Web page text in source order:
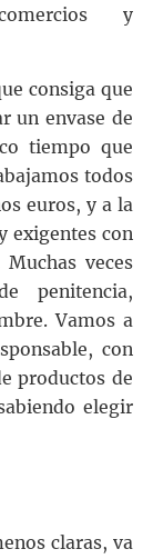
y
consiga que
un envase de
tiempo que
todos
euros, y a la
exigentes con
veces
penitencia,
Vamos a
con
productos de
elegir
claras, va